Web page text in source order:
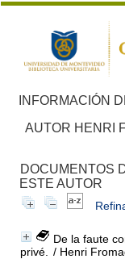
INFORMACIÓN
AUTOR HENRI
DOCUMENTOS
ESTE AUTOR
De la faute
privé.
/ Henri